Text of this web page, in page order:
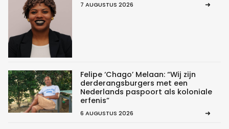
7 AUGUSTUS 2026
Felipe ‘Chago’ Melaan: “Wij zijn
derderangsburgers met een
Nederlands paspoort als koloniale
erfenis”
6 AUGUSTUS 2026